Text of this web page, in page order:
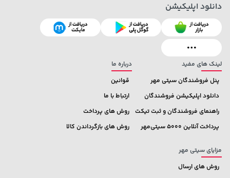
1,579,000 تومان
2,275,000
خرید
2,179,000
لینک های مفید
پنل فروشندگان سیتی مهر
دانلود اپلیکیشن فروشندگان
راهنمای فروشندگان و ثبت تیکت
پرداخت آنلاین 5000 سیتی‌مهر
درباره ما
قوانین
ارتباط با ما
روش های پرداخت
روش های بازگرداندن کالا
مزایای سیتی مهر
روش های ارسال
دانلود اپلیکیشن